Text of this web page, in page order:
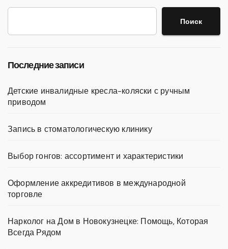
A
p
a
m
kl
a
в
и Поиск
Последние записи
Детские инвалидные кресла-коляски с ручным
приводом
Запись в стоматологическую клинику
Выбор гонгов: ассортимент и характеристики
Оформление аккредитивов в международной
торговле
Нарколог на Дом в Новокузнецке: Помощь, Которая
Всегда Рядом